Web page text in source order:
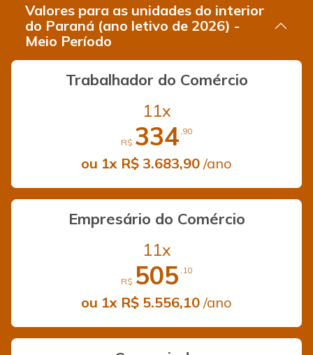
Valores para as unidades do interior
do Paraná (ano letivo de 2026) -
Meio Período
Trabalhador do Comércio
11x
R$ 334 ,90
ou 1x R$ 3.683,90 /ano
Empresário do Comércio
11x
R$ 505 ,10
ou 1x R$ 5.556,10 /ano